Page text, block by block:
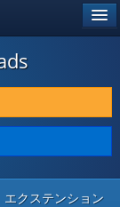
エクステンション